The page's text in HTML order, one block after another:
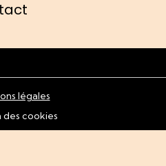
légales
des cookies